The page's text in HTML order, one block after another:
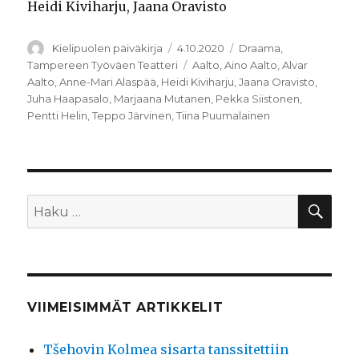
Heidi Kiviharju, Jaana Oravisto
Kirjoittaja
Kielipuolen päiväkirja Julkaistu
4.10.2020 Kategoriat
Draama
Tampereen Työväen Teatteri
Avainsanat
Aalto ,Aino Aalto ,Alvar
Aalto ,Anne-Mari Alaspää Heidi Kiviharju ,Jaana Oravisto
Juha Haapasalo Marjaana Mutanen Pekka Siistonen
Pentti Helin ,Teppo Järvinen ,Tiina Puumalainen
Etsi:
VIIMEISIMMÄT ARTIKKELIT
Tšehovin Kolmea sisarta tanssitettiin